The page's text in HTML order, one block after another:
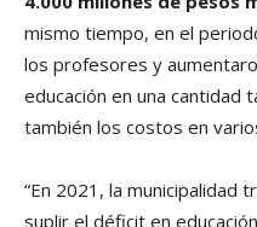
mismo tiempo, en el
los profesores y
educación en una cantidad
también los costos en
“En 2021, la municipalidad
suplir el déficit en